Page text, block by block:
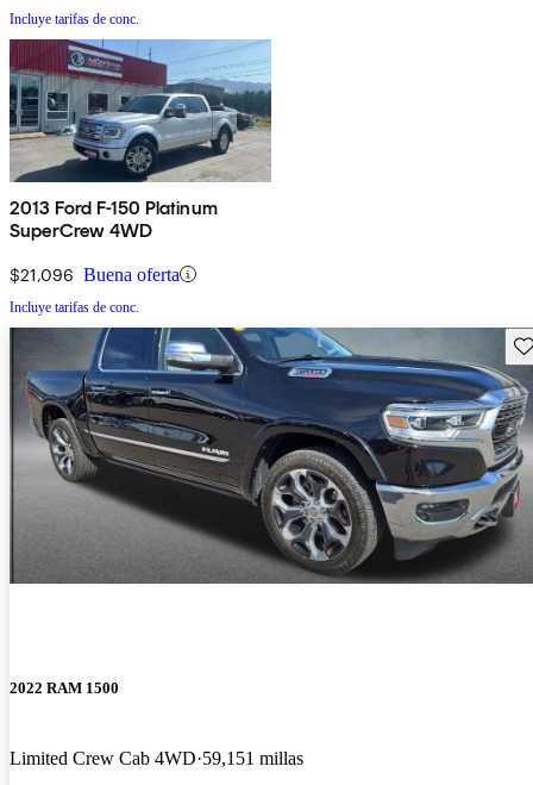
Incluye tarifas de conc.
2013 Ford F-150 Platinum
SuperCrew 4WD
$21,096 Buena oferta
Incluye tarifas de conc.
2022 RAM 1500
Limited Crew Cab 4WD 59,151 millas